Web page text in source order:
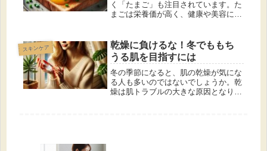
く「たまご」も注目されています。た
まごは栄養価が高く、健康や美容に多
る理由、含まれる美容成分と1日の摂
取量、そして成分を壊さずに美味しく
摂...
スキンケア
乾燥に負けるな！冬でももち
うる肌を目指すには
冬の季節になると、肌の乾燥が気にな
る人も多いのではないでしょうか。乾
燥は肌トラブルの大きな原因となり、